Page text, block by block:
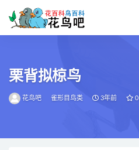
栗背拟椋鸟
花鸟吧 雀形目鸟类 3年前 0